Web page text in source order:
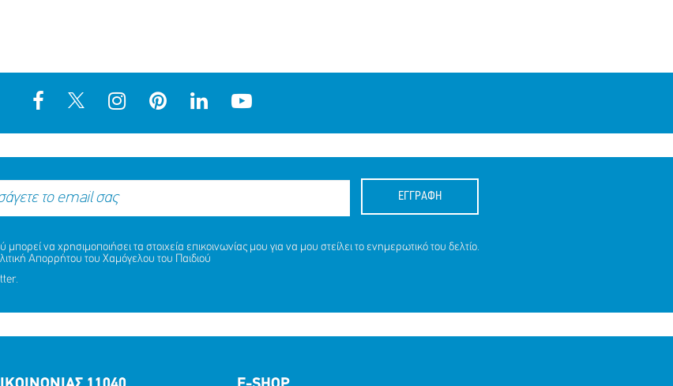
ΕΓΓΡΑΦΗ
να χρησιμοποιήσει τα στοιχεία επικοινωνίας μου για να μου στείλει το ενημερωτικό του δελτίο.
Απορρήτου του Χαμόγελου του Παιδιού